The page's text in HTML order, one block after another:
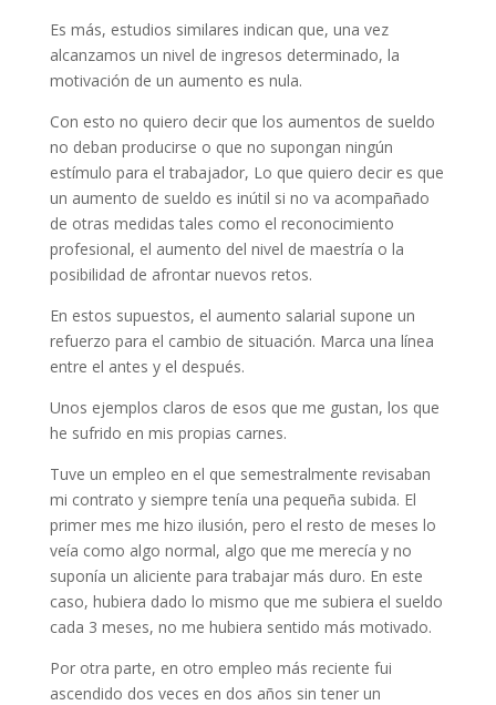
Es más, estudios similares indican que, una vez
alcanzamos un nivel de ingresos determinado, la
motivación de un aumento es nula.
Con esto no quiero decir que los aumentos de sueldo
no deban producirse o que no supongan ningún
estímulo para el trabajador, Lo que quiero decir es que
un aumento de sueldo es inútil si no va acompañado
de otras medidas tales como el reconocimiento
profesional, el aumento del nivel de maestría o la
posibilidad de afrontar nuevos retos.
En estos supuestos, el aumento salarial supone un
refuerzo para el cambio de situación. Marca una línea
entre el antes y el después.
Unos ejemplos claros de esos que me gustan, los que
he sufrido en mis propias carnes.
Tuve un empleo en el que semestralmente revisaban
mi contrato y siempre tenía una pequeña subida. El
primer mes me hizo ilusión, pero el resto de meses lo
veía como algo normal, algo que me merecía y no
suponía un aliciente para trabajar más duro. En este
caso, hubiera dado lo mismo que me subiera el sueldo
cada 3 meses, no me hubiera sentido más motivado.
Por otra parte, en otro empleo más reciente fui
ascendido dos veces en dos años sin tener un